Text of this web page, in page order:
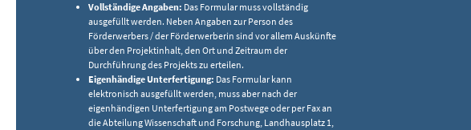
Vollständige Angaben: Das Formular muss vollständig
ausgefüllt werden. Neben Angaben zur Person des
Förderwerbers / der Förderwerberin sind vor allem Auskünfte
über den Projektinhalt, den Ort und Zeitraum der
Durchführung des Projekts zu erteilen.
Eigenhändige Unterfertigung: Das Formular kann
elektronisch ausgefüllt werden, muss aber nach der
eigenhändigen Unterfertigung am Postwege oder per Fax an
die Abteilung Wissenschaft und Forschung, Landhausplatz 1,